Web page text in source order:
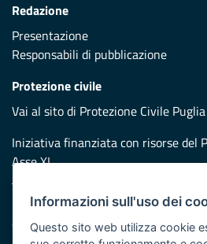
Redazione
Presentazione
Responsabili di pubblicazione
Protezione civile
Vai al sito di Protezione Civile Puglia
Iniziativa finanziata con risorse del
Asse XI
Note legali
Cookie e privacy
Informazioni sull'uso dei
Questo sito web utilizza cookie